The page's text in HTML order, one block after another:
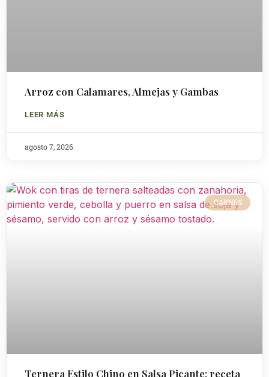
Arroz con Calamares, Almejas y Gambas
LEER MÁS
agosto 7, 2026
CARNES
Ternera Estilo Chino en Salsa Picante: receta